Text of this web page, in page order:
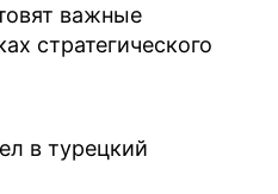
важные
стратегического
в турецкий